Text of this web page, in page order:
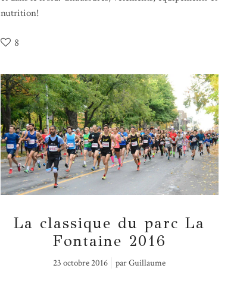
nutrition!
8
La classique du parc La
Fontaine 2016
23 octobre 2016 parGuillaume